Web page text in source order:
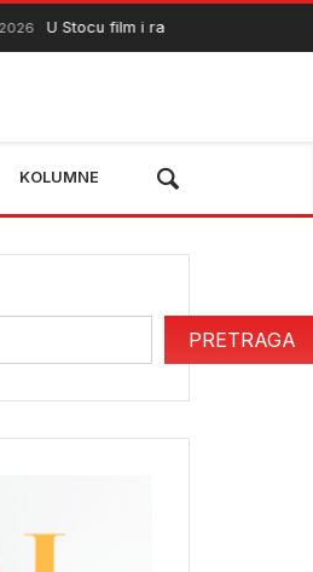
U Stocu film i razgovor o budućnosti
KOLUMNE
PRETRAGA